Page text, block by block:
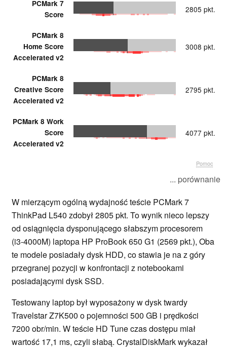
PCMark 7
Score
2805 pkt.
PCMark 8
Home Score
Accelerated v2
3008 pkt.
PCMark 8
Creative Score
Accelerated v2
2795 pkt.
PCMark 8 Work
Score
Accelerated v2
4077 pkt.
Pomoc
... porównanie
W mierzącym ogólną wydajność teście PCMark 7
ThinkPad L540 zdobył 2805 pkt. To wynik nieco lepszy
od osiągnięcia dysponującego słabszym procesorem
(i3-4000M) laptopa HP ProBook 650 G1 (2569 pkt.), Oba
te modele posiadały dysk HDD, co stawia je na z góry
przegranej pozycji w konfrontacji z notebookami
posiadającymi dysk SSD.
Testowany laptop był wyposażony w dysk twardy
Travelstar Z7K500 o pojemności 500 GB i prędkości
7200 obr/min. W teście HD Tune czas dostępu miał
wartość 17,1 ms, czyli słabą. CrystalDiskMark wykazał